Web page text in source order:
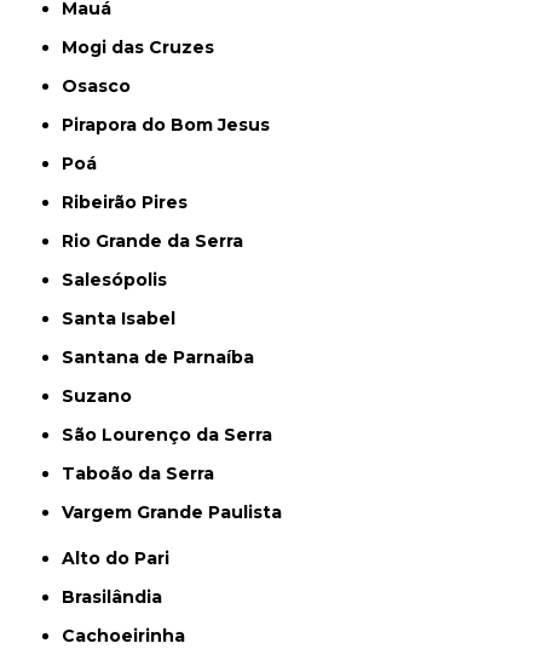
Mauá
Mogi das Cruzes
Osasco
Pirapora do Bom Jesus
Poá
Ribeirão Pires
Rio Grande da Serra
Salesópolis
Santa Isabel
Santana de Parnaíba
Suzano
São Lourenço da Serra
Taboão da Serra
Vargem Grande Paulista
Alto do Pari
Brasilândia
Cachoeirinha